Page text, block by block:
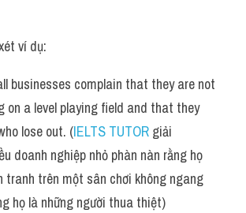
ví dụ:
businesses complain that they are not
on a level playing field and that they
lose out. (IELTS TUTOR giải
doanh nghiệp nhỏ phàn nàn rằng họ
tranh trên một sân chơi không ngang
họ là những người thua thiệt)